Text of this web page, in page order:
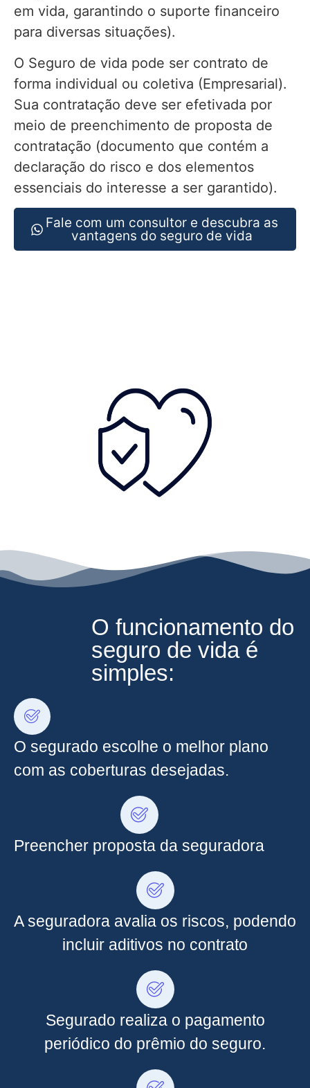
em vida, garantindo o suporte financeiro
para diversas situações).
O Seguro de vida pode ser contrato de
forma individual ou coletiva (Empresarial).
Sua contratação deve ser efetivada por
meio de preenchimento de proposta de
contratação (documento que contém a
declaração do risco e dos elementos
essenciais do interesse a ser garantido).
Fale com um consultor e descubra as
vantagens do seguro de vida
O funcionamento do
seguro de vida é
simples:
O segurado escolhe o melhor plano
com as coberturas desejadas.
Preencher proposta da seguradora
A seguradora avalia os riscos, podendo
incluir aditivos no contrato
Segurado realiza o pagamento
periódico do prêmio do seguro.